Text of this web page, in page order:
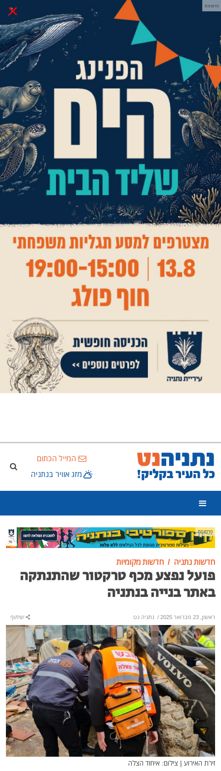
× פרסומת
המייל הכתום
מזג אוויר בנתניה
פרסומת
חדשות נתניה חדשות מקומיות
פועל נפצע מכף טרקטור שהתנתקה
באתר בנייה בנתניה
ראשון, 23 פברואר 2025 / נתניה נט שיתוף
זירת האירוע | צילום: איחוד הצלה